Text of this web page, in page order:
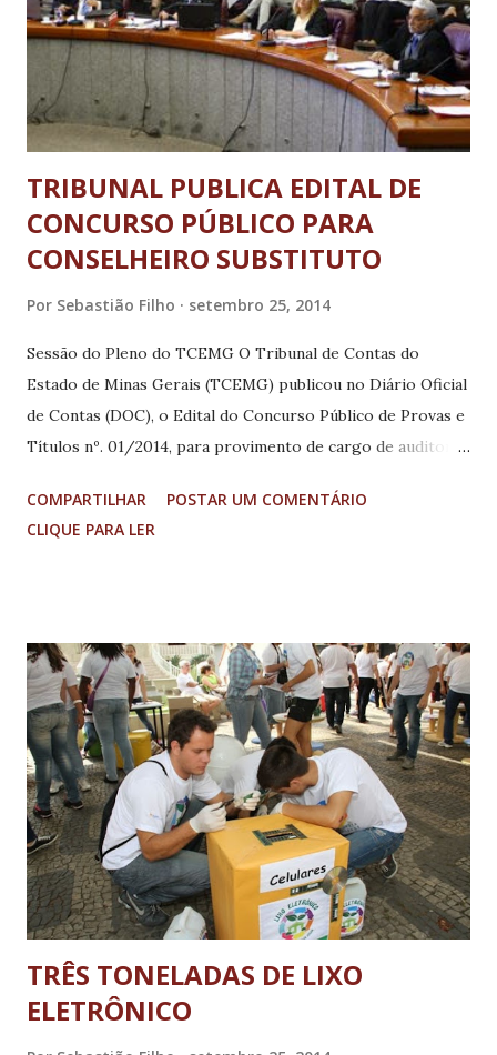
levando a arte e o talento de Arthur Moreira Lima por
todo o país, num caminhão-teatro de 45 m² de cena, onde o
pianista transporta, lit...
TRIBUNAL PUBLICA EDITAL DE
CONCURSO PÚBLICO PARA
CONSELHEIRO SUBSTITUTO
Por Sebastião Filho setembro 25, 2014
Sessão do Pleno do TCEMG O Tribunal de Contas do
Estado de Minas Gerais (TCEMG) publicou no Diário Oficial
de Contas (DOC), o Edital do Concurso Público de Provas e
Títulos nº. 01/2014, para provimento de cargo de auditor,
vagas com salário de R$25.260,19 (valor referente a julho de
2014). O edital prevê o preenchimento de duas vagas para o
acessar o endereço eletrônico:
www.gestaodeconcursos.com.br , no link referente ao
Concurso Público do Tribunal de Contas de Minas Gerais.
Acesse aqui o edital completo.
COMPARTILHAR
POSTAR UM COMENTÁRIO
CLIQUE PARA LER
TRÊS TONELADAS DE LIXO
ELETRÔNICO